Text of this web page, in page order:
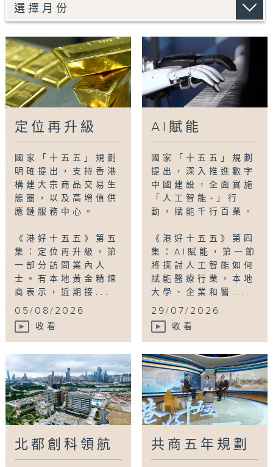
融中心的內涵，同時可以服務國家大局，並有助
爭取國際商品定價話語權。
Tag: 倫敦金屬交易所, 十五五講你知,大宗商品
交易生態圈,港好十五五 ,香港五年規劃,香港黃
金交易所,黃金
定位再升級
國家「十五五」規劃
明確提出，支持香港
構建大宗商品交易生
態圈，以及高增值供
應鏈服務中心。
《港好十五五》第五
集：定位再升級，第
一部分訪問業內人
士。有本地黃金精煉
商表示，近期接...
05/08/2026
收看
AI賦能
國家「十五五」規劃
提出，深入推進數字
中國建設，全面實施
「人工智能+」行
動，賦能千行百業。
《港好十五五》第四
集：AI賦能，第一節
將探討人工智能如何
賦能醫療行業，本地
大學、企業和醫...
29/07/2026
收看
北都創科領航 共商五年規劃